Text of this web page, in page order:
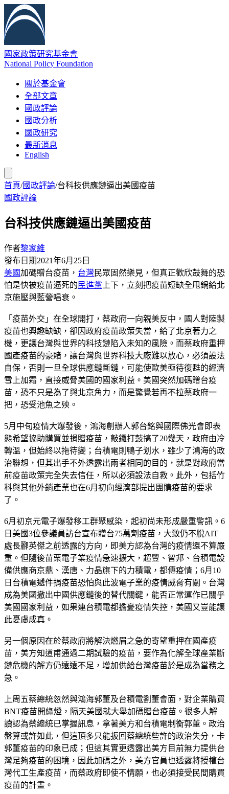
國家政策研究基金會
National Policy Foundation
關於基金會
全部文章
國政評論
國政分析
國政研究
最新消息
English
首頁/國政評論/台科技供應鏈逼出美國疫苗
國政評論
台科技供應鏈逼出美國疫苗
作者黎家維
發布日期2021年6月25日
美國加碼贈台疫苗， 台灣 民眾固然樂見，但真正歡欣鼓舞的恐
怕是快被疫苗逼死的 民進黨 上下，立刻把疫苗短缺全甩鍋給北
京施壓與藍營唱衰。
「疫苗外交」在全球開打，蔡政府一向親美反中，國人對陸製
疫苗也興趣缺缺，卻因政府疫苗政策失當，給了北京著力之
機，更讓台灣與世界的科技鏈陷入未知的風險。而蔡政府重押
國產疫苗的豪賭，讓台灣與世界科技大廠難以放心，必須設法
自保，否則一旦全球供應鏈斷鏈，可能使歐美亟待復甦的經濟
雪上加霜，直接威脅美國的國家利益。美國突然加碼贈台疫
苗，恐不只是為了與北京角力，而是驚覺若再不拉蔡政府一
把，恐受池魚之殃。
5月中旬疫情大爆發後，鴻海創辦人郭台銘與國際佛光會即表
態希望協助購買並捐贈疫苗，敲鑼打鼓搞了20幾天，政府由冷
轉溫，但始終以拖待變；台積電則鴨子划水，雖少了鴻海的政
治聯想，但其出手不外透露出兩者相同的目的，就是對政府當
前疫苗政策完全失去信任，所以必須設法自救。此外，包括竹
科與其他外銷產業也在6月初向經濟部提出團購疫苗的要求
了。
6月初京元電子爆發移工群聚感染，起初尚未形成嚴重警訊。6
日美國3位參議員訪台宣布贈台75萬劑疫苗，大致仍不脫AIT
處長酈英傑之前透露的方向，即美方認為台灣的疫情還不算嚴
重。但隨後苗栗電子業疫情急速擴大，超豐、智邦、台積電設
備供應商京鼎、漢唐、力晶旗下的力積電，都傳疫情；6月10
日台積電遞件捐疫苗恐怕與此波電子業的疫情威脅有關。台灣
成為美國撤出中國供應鏈後的替代關鍵，能否正常運作已關乎
美國國家利益，如果連台積電都擔憂疫情失控，美國又豈能讓
此憂慮成真。
另一個原因在於蔡政府將解決燃眉之急的寄望重押在國產疫
苗，美方知道甫通過二期試驗的疫苗，要作為化解全球產業斷
鏈危機的解方仍遠遠不足，增加供給台灣疫苗於是成為當務之
急。
上周五蔡總統忽然與鴻海郭董及台積電劉董會面，對企業購買
BNT疫苗開綠燈，隔天美國就大舉加碼贈台疫苗。很多人解
讀認為蔡總統已掌握訊息，拿著美方和台積電制衡郭董。政治
盤算或許如此，但這頂多只能扳回蔡總統些許的政治失分，卡
郭董疫苗的印象已成；但這其實更透露出美方目前無力提供台
灣足夠疫苗的困境，因此加碼之外，美方官員也透露將授權台
灣代工生產疫苗，而蔡政府即使不情願，也必須接受民間購買
疫苗的計畫。